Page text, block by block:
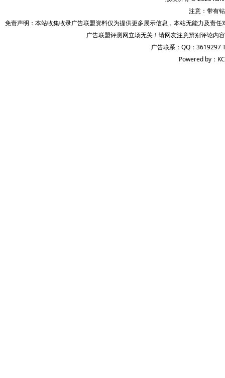
注意：带有
免责声明：本站收集收录广告联盟资料仅为提供更多展示信息，本站无能力及责
广告联盟评测网立场无关！请网友注意辨别评论内
广告联系：QQ：3619297
Powered by：